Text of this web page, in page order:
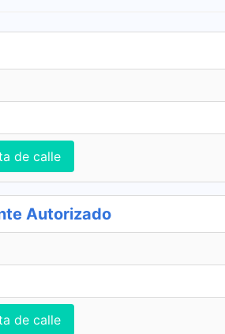
de calle
Autorizado
de calle